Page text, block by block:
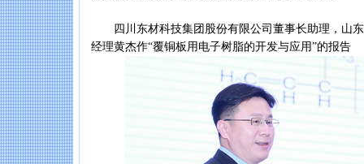
四川东材科技集团股份有限公司董事长助理，山东
经理黄杰作“覆铜板用电子树脂的开发与应用”的报告